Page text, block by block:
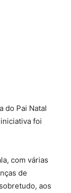
do Pai Natal
foi
com várias
de
aos